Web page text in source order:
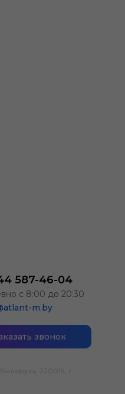
587-46-04
с 8:00 до 20:30
m.by
звонок
220019, г.